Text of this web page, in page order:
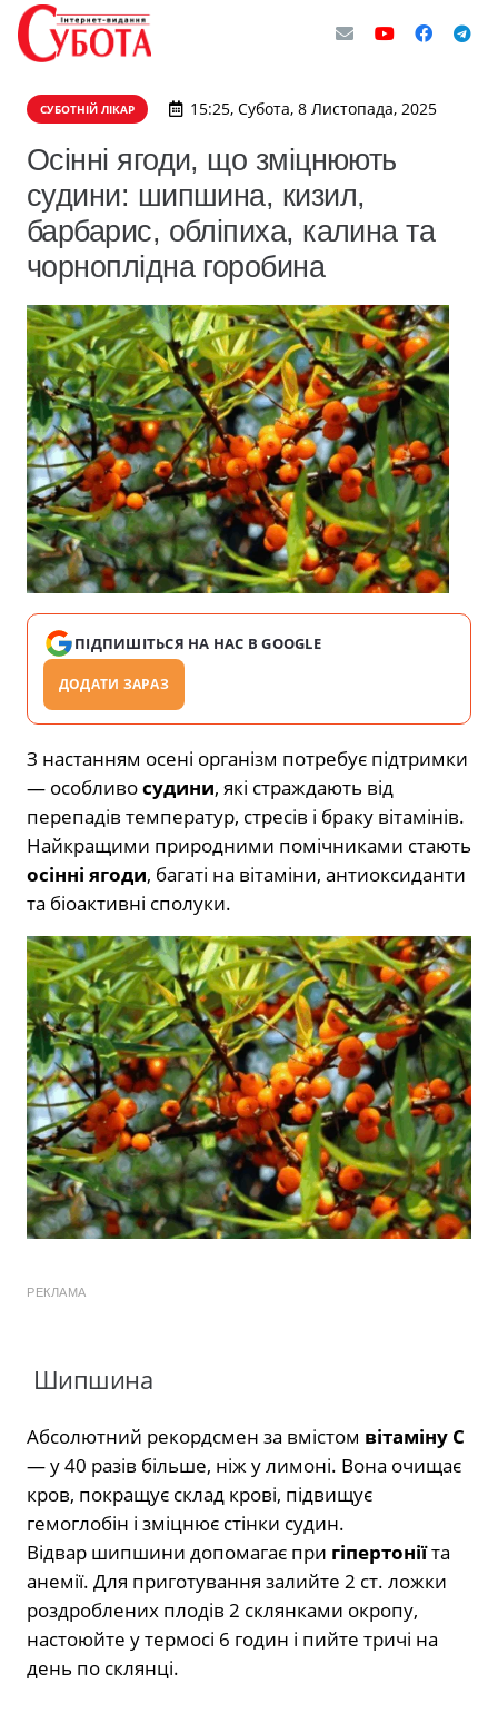
СУБОТНІЙ ЛІКАР 15:25, Субота, 8 Листопада, 2025
Осінні ягоди, що зміцнюють
судини: шипшина, кизил,
барбарис, обліпиха, калина та
чорноплідна горобина
ПІДПИШІТЬСЯ НА НАС В GOOGLE
ДОДАТИ ЗАРАЗ
З настанням осені організм потребує підтримки
— особливосудини, які страждають від
перепадів температур, стресів і браку вітамінів.
Найкращими природними помічниками стають
осінні ягоди, багаті на вітаміни, антиоксиданти
та біоактивні сполуки.
РЕКЛАМА
Шипшина
Абсолютний рекордсмен за вмістом вітаміну С
— у 40 разів більше, ніж у лимоні. Вона очищає
кров, покращує склад крові, підвищує
гемоглобін і зміцнює стінки судин.
Відвар шипшини допомагає при гіпертоніїта
анемії. Для приготування залийте 2 ст. ложки
роздроблених плодів 2 склянками окропу,
настоюйте у термосі 6 годин і пийте тричі на
день по склянці.